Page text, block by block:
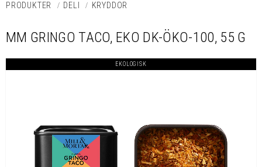
PRODUKTER DELI KRYDDOR
MM GRINGO TACO, EKO DK-ÖKO-100, 55 G
EKOLOGISK